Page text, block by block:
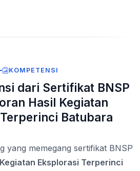
KOMPETENSI
dari Sertifikat BNSP
Hasil Kegiatan
Batubara
yang memegang sertifikat BNSP
Eksplorasi Terperinci